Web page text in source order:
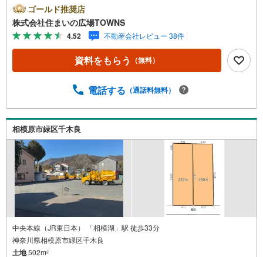
るのではないでしょうか。周辺環境も良好なエリアにある
売地です。平坦地なので、買い物のときの道のりで負担抑
えることができますよ。【年中無休/9:00～21:00】人気物
件は特にお問い合わせが集中するため、お早めにお電話下
さい。「室内・現地を見学する」ボタンよりご予約頂くと
ご見学がスムーズです。■その他、各種ご相談も承っており
ョン■住まいの広場TOWNSからお客様へ経験豊富なスタッ
ます！ /他社様掲載物件も併せてご紹介可能ですのでお気軽
にお問い合わせ下さい♪駐車場もございますので、お車で
のお越しも大歓迎です！
ゴールド推奨店
株式会社住まいの広場TOWNS
4.52 不動産会社レビュー 38件
資料をもらう （無料）
電話する （通話料無料）
相模原市緑区千木良
中央本線（JR東日本） 「相模湖」駅 徒歩33分
神奈川県相模原市緑区千木良
土地502m2